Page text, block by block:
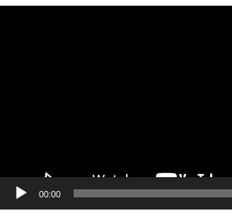
00:00